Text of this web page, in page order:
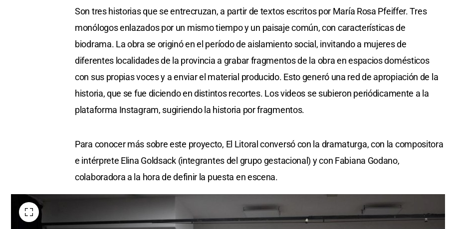
Son tres historias que se entrecruzan, a partir de textos escritos por María Rosa Pfeiffer. Tres
monólogos enlazados por un mismo tiempo y un paisaje común, con características de
biodrama. La obra se originó en el período de aislamiento social, invitando a mujeres de
diferentes localidades de la provincia a grabar fragmentos de la obra en espacios domésticos
con sus propias voces y a enviar el material producido. Esto generó una red de apropiación de la
historia, que se fue diciendo en distintos recortes. Los videos se subieron periódicamente a la
plataforma Instagram, sugiriendo la historia por fragmentos.
Para conocer más sobre este proyecto, El Litoral conversó con la dramaturga, con la compositora
e intérprete Elina Goldsack (integrantes del grupo gestacional) y con Fabiana Godano,
colaboradora a la hora de definir la puesta en escena.